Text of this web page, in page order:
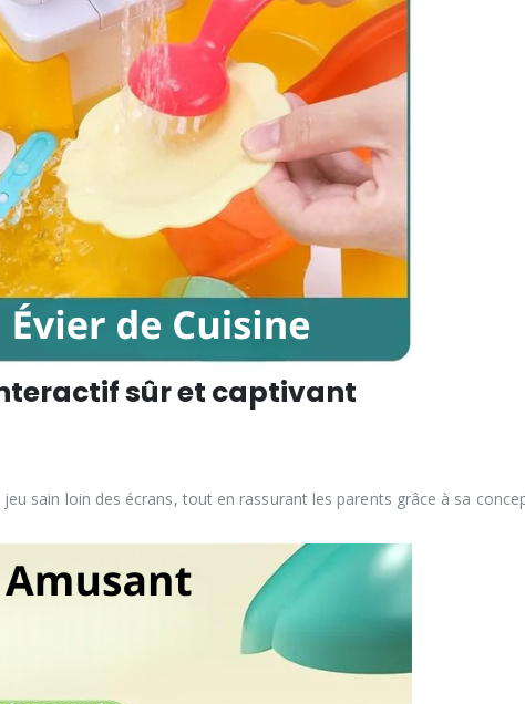
sûr et captivant
sain loin des écrans, tout en rassurant les parents grâce à sa